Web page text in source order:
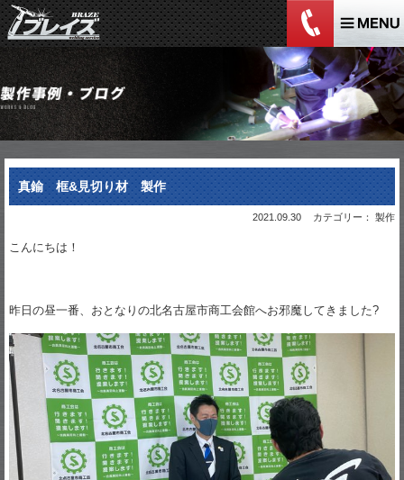
真鍮 框&見切り材 製作
2021.09.30 カテゴリー： 製作
こんにちは！
昨日の昼一番、おとなりの北名古屋市商工会館へお邪魔してきました?